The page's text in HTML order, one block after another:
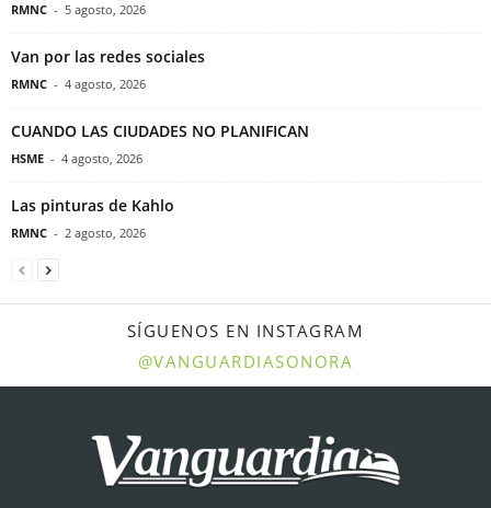
RMNC - 5 agosto, 2026
Van por las redes sociales
RMNC - 4 agosto, 2026
CUANDO LAS CIUDADES NO PLANIFICAN
HSME - 4 agosto, 2026
Las pinturas de Kahlo
RMNC - 2 agosto, 2026
SÍGUENOS EN INSTAGRAM
@VANGUARDIASONORA